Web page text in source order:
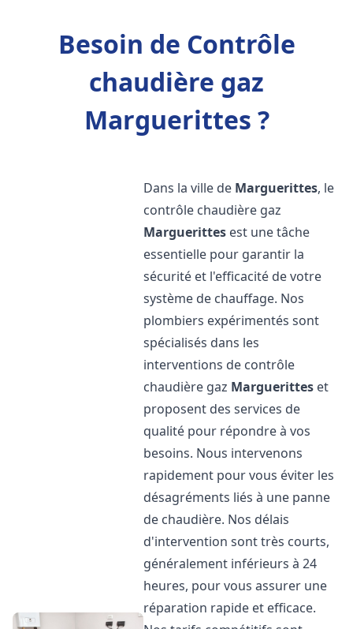
Besoin de Contrôle
chaudière gaz
Marguerittes ?
Dans la ville de Marguerittes, le
contrôle chaudière gaz
Marguerittes est une tâche
essentielle pour garantir la
sécurité et l'efficacité de votre
système de chauffage. Nos
plombiers expérimentés sont
spécialisés dans les
interventions de contrôle
chaudière gaz Marguerittes et
proposent des services de
qualité pour répondre à vos
besoins. Nous intervenons
rapidement pour vous éviter les
désagréments liés à une panne
de chaudière. Nos délais
d'intervention sont très courts,
généralement inférieurs à 24
heures, pour vous assurer une
réparation rapide et efficace.